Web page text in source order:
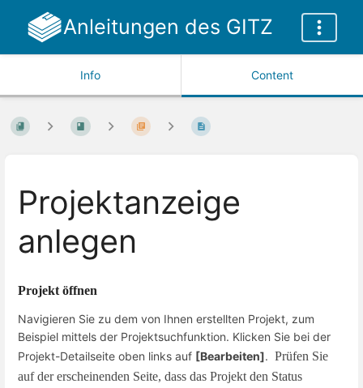
Anleitungen des GITZ
Info Content
Projektanzeige
anlegen
Projekt öffnen
Navigieren Sie zu dem von Ihnen erstellten Projekt, zum
Beispiel mittels der Projektsuchfunktion. Klicken Sie bei der
Projekt-Detailseite oben links auf [Bearbeiten]. Prüfen Sie
auf der erscheinenden Seite, dass das Projekt den Status